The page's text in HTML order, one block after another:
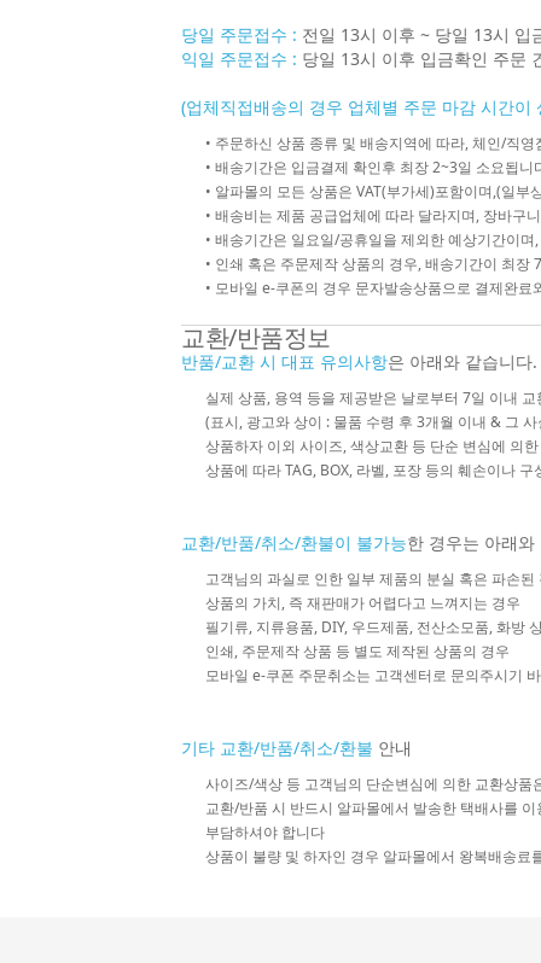
당일 주문접수 : 전일 13시 이후 ~ 당일 13시 입
익일 주문접수 : 당일 13시 이후 입금확인 주문
(업체직접배송의 경우 업체별 주문 마감 시간이
• 주문하신 상품 종류 및 배송지역에 따라, 체인/직
• 배송기간은 입금결제 확인후 최장 2~3일 소요됩
• 알파몰의 모든 상품은 VAT(부가세)포함이며,(일
• 배송비는 제품 공급업체에 따라 달라지며, 장바구
• 배송기간은 일요일/공휴일을 제외한 예상기간이
• 인쇄 혹은 주문제작 상품의 경우, 배송기간이 최장
• 모바일 e-쿠폰의 경우 문자발송상품으로 결제완
교환/반품정보
반품/교환 시 대표 유의사항은 아래와 같습니다.
실제 상품, 용역 등을 제공받은 날로부터 7일 이내
(표시, 광고와 상이 : 물품 수령 후 3개월 이내 & 그
상품하자 이외 사이즈, 색상교환 등 단순 변심에 의
상품에 따라 TAG, BOX, 라벨, 포장 등의 훼손이나
교환/반품/취소/환불이 불가능한 경우는 아래와
고객님의 과실로 인한 일부 제품의 분실 혹은 파손된
상품의 가치, 즉 재판매가 어렵다고 느껴지는 경우
필기류, 지류용품, DIY, 우드제품, 전산소모품, 화방
인쇄, 주문제작 상품 등 별도 제작된 상품의 경우
모바일 e-쿠폰 주문취소는 고객센터로 문의주시기
기타 교환/반품/취소/환불 안내
사이즈/색상 등 고객님의 단순변심에 의한 교환상
교환/반품 시 반드시 알파몰에서 발송한 택배사를
부담하셔야 합니다
상품이 불량 및 하자인 경우 알파몰에서 왕복배송료